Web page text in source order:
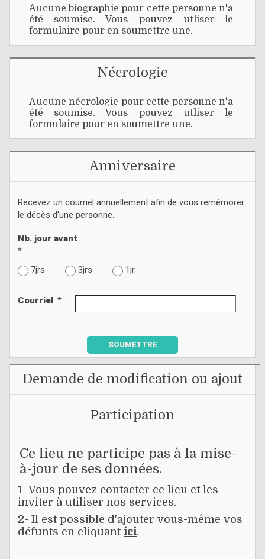
Aucune biographie pour cette personne n'a
été soumise. Vous pouvez utliser le
formulaire pour en soumettre une.
Nécrologie
Aucune nécrologie pour cette personne n'a
été soumise. Vous pouvez utliser le
formulaire pour en soumettre une.
Anniversaire
Recevez un courriel annuellement afin de vous remémorer
le décès d'une personne.
Nb. jour avant
*
7jrs
3jrs 1jr
Courriel: *
SOUMETTRE
Demande de modification ou ajout
Participation
Ce lieu ne participe pas à la mise-
à-jour de ses données.
1- Vous pouvez contacter ce lieu et les
inviter à utiliser nos services.
2- Il est possible d'ajouter vous-même vos
défunts en cliquant ici.